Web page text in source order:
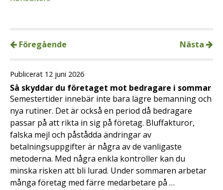
Föregående Nästa
Publicerat 12 juni 2026
Så skyddar du företaget mot bedragare i sommar
Semestertider innebär inte bara lägre bemanning och
nya rutiner. Det är också en period då bedragare
passar på att rikta in sig på företag. Bluffakturor,
falska mejl och påstådda ändringar av
betalningsuppgifter är några av de vanligaste
metoderna. Med några enkla kontroller kan du
minska risken att bli lurad. Under sommaren arbetar
många företag med färre medarbetare på …